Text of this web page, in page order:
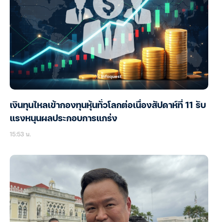
เงินทุนไหลเข้ากองทุนหุ้นทั่วโลกต่อเนื่องสัปดาห์ที่ 11 รับ
แรงหนุนผลประกอบการแกร่ง
15:53 น.